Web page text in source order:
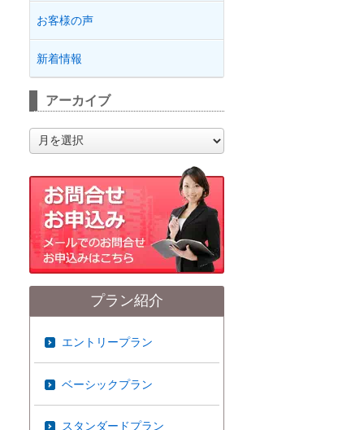
お客様の声
新着情報
アーカイブ
ー
ブ
プラン紹介
エントリープラン
ベーシックプラン
スタンダードプラン